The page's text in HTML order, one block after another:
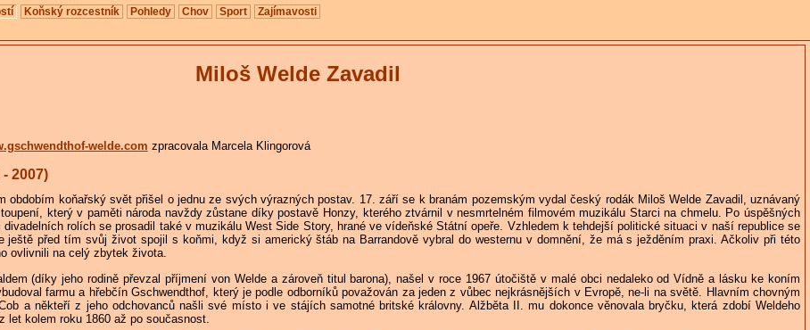
Koňský rozcestník Pohledy Chov Sport Zajímavosti
Miloš Welde Zavadil
welde.com zpracovala Marcela Klingorová
2007)
obdobím koňařský svět přišel o jednu ze svých výrazných postav. 17. září se k branám pozemským vydal český rodák Miloš Welde Zavadil, uznávaný
který v paměti národa navždy zůstane díky postavě Honzy, kterého ztvárnil v nesmrtelném filmovém muzikálu Starci na chmelu. Po úspěšných
rolích se prosadil také v muzikálu West Side Story, hrané ve vídeňské Státní opeře. Vzhledem k tehdejší politické situaci v naší republice se
ještě před tím svůj život spojil s koňmi, když si americký štáb na Barrandově vybral do westernu v domnění, že má s ježděním praxi. Ačkoliv při této
ovlivnili na celý zbytek života.
(díky jeho rodině převzal příjmení von Welde a zároveň titul barona), našel v roce 1967 útočiště v malé obci nedaleko od Vídně a lásku ke koním
farmu a hřebčín Gschwendthof, který je podle odborníků považován za jeden z vůbec nejkrásnějších v Evropě, ne-li na světě. Hlavním chovným
a někteří z jeho odchovanců našli své místo i ve stájích samotné britské královny. Alžběta II. mu dokonce věnovala bryčku, která zdobí Weldeho
kolem roku 1860 až po současnost.